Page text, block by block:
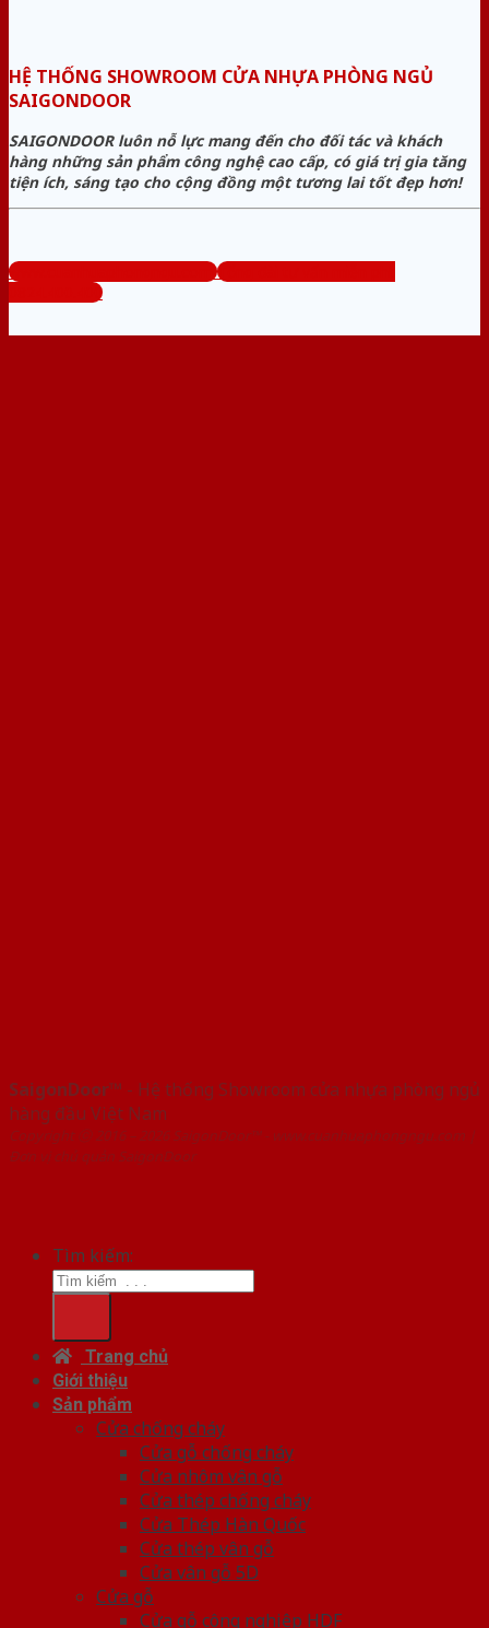
HỆ THỐNG SHOWROOM CỬA NHỰA PHÒNG NGỦ
SAIGONDOOR
SAIGONDOOR luôn nỗ lực mang đến cho đối tác và khách
hàng những sản phẩm công nghệ cao cấp, có giá trị gia tăng
tiện ích, sáng tạo cho cộng đồng một tương lai tốt đẹp hơn!
www.cuanhuaphongngu.com
Tổng đài tư vấn miễn phí:
0824.400.400
SaigonDoor™ - Hệ thống Showroom cửa nhựa phòng ngủ
hàng đầu Việt Nam
Copyright ⓒ 2016 – 2026 SaigonDoor™ - www.cuanhuaphongngu.com |
Đơn vị chủ quản SaigonDoor
Tìm kiếm:
Trang chủ
Giới thiệu
Sản phẩm
Cửa chống cháy
Cửa gỗ chống cháy
Cửa nhôm vân gỗ
Cửa thép chống cháy
Cửa Thép Hàn Quốc
Cửa thép vân gỗ
Cửa vân gỗ 5D
Cửa gỗ
Cửa gỗ công nghiệp HDF